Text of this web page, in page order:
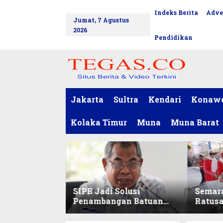
Jumat, 7 Agustus
2026
Indeks Berita
Pendidikan
Jakarta Sultra Kendari
Kolaka Timur Muna Muna Barat
SIPB Jadi Solusi
Penambangan Batuan
Komoditas ex-Golongan